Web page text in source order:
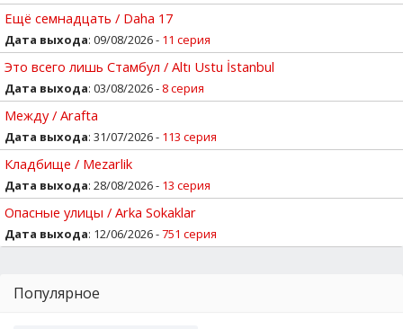
Ещё семнадцать / Daha 17
Дата выхода: 09/08/2026 - 11 серия
Это всего лишь Стамбул / Altı Ustu İstanbul
Дата выхода: 03/08/2026 - 8 серия
Между / Arafta
Дата выхода: 31/07/2026 - 113 серия
Кладбище / Mezarlik
Дата выхода: 28/08/2026 - 13 серия
Опасные улицы / Arka Sokaklar
Дата выхода: 12/06/2026 -751 серия
Популярное